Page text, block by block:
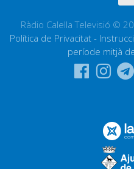
Ràdio Calella Televisió ©
Política de Privacitat -
període mitjà